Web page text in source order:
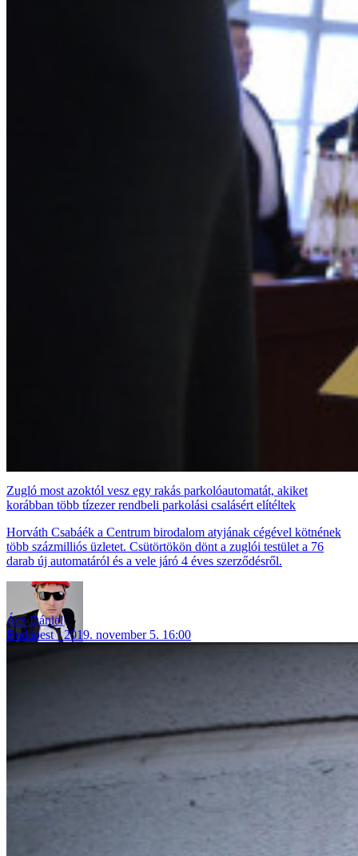
Zugló most azoktól vesz egy rakás parkolóautomatát, akiket
korábban több tízezer rendbeli parkolási csalásért elítéltek
Horváth Csabáék a Centrum birodalom atyjának cégével kötnének
több százmilliós üzletet. Csütörtökön dönt a zuglói testület a 76
darab új automatáról és a vele járó 4 éves szerződésről.
Ács Dániel
Budapest
2019. november 5. 16:00